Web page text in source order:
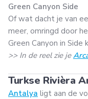
Green Canyon Side
Of wat dacht je van
meer, omringd door
Green Canyon in Side
>> In de reel zie je
Turkse Rivièra
Antalya ligt aan de